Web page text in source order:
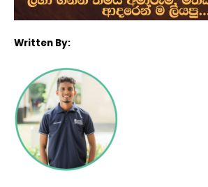
Written By: